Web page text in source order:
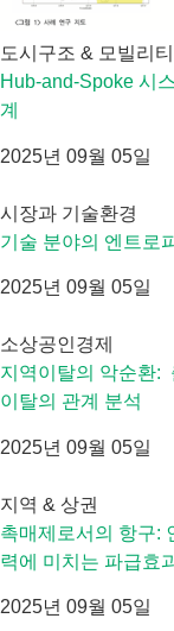
도시구조 & 모빌리티
Hub-and-Spoke 시
계
2025년 09월 05일
시장과 기술환경
기술 분야의 엔트로
2025년 09월 05일
소상공인경제
지역이탈의 악순환:
이탈의 관계 분석
2025년 09월 05일
지역 & 상권
촉매제로서의 항구:
력에 미치는 파급효
2025년 09월 05일